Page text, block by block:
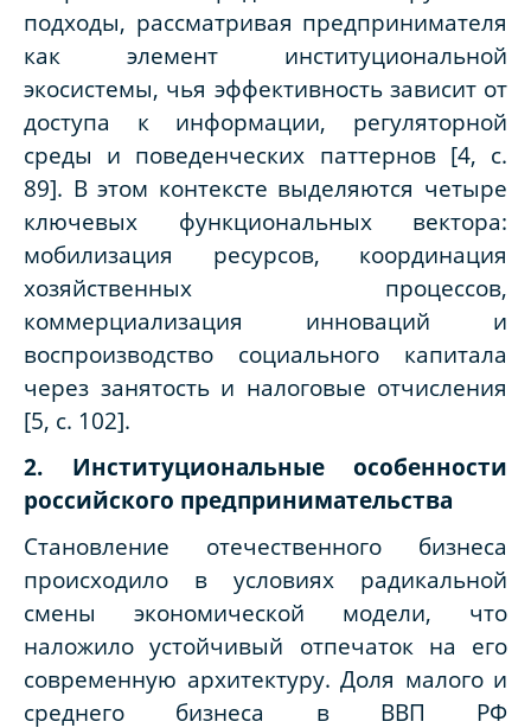
подходы, рассматривая предпринимателя
как элемент институциональной
экосистемы, чья эффективность зависит от
доступа к информации, регуляторной
среды и поведенческих паттернов [4, с.
89]. В этом контексте выделяются четыре
ключевых функциональных вектора:
мобилизация ресурсов, координация
хозяйственных процессов,
коммерциализация инноваций и
воспроизводство социального капитала
через занятость и налоговые отчисления
[5, с. 102].
2. Институциональные особенности
российского предпринимательства
Становление отечественного бизнеса
происходило в условиях радикальной
смены экономической модели, что
наложило устойчивый отпечаток на его
современную архитектуру. Доля малого и
среднего бизнеса в ВВП РФ